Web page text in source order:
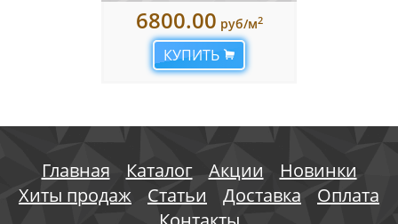
6800.00 руб/м2
КУПИТЬ
Главная Каталог Акции
Новинки
Хиты продаж
Статьи Доставка
Оплата